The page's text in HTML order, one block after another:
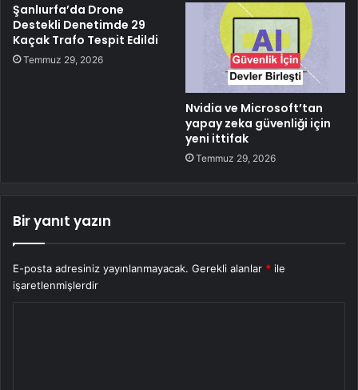
Şanlıurfa’da Drone
Destekli Denetimde 29
Kaçak Trafo Tespit Edildi
Temmuz 29, 2026
Nvidia ve Microsoft’tan
yapay zeka güvenliği için
yeni ittifak
Temmuz 29, 2026
Bir yanıt yazın
E-posta adresiniz yayınlanmayacak. Gerekli alanlar * ile
işaretlenmişlerdir